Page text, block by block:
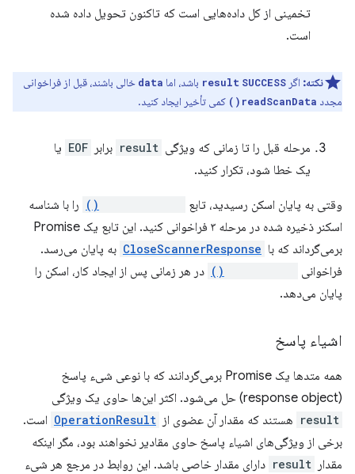
تخمینی از کل داده‌هایی است که تاکنون تحویل داده شده
است.
نکته: اگر result SUCCESS باشد، اما data خالی باشند، قبل از فراخوانی
مجدد readScanData() کمی تأخیر ایجاد کنید.
مرحله قبل را تا زمانی که ویژگی result برابر EOF یا
یک خطا شود، تکرار کنید.
وقتی به پایان اسکن رسیدید، تابع
را با شناسه
اسکنر ذخیره شده در مرحله ۳ فراخوانی کنید. این تابع یک Promise
برمی‌گرداند که با CloseScannerResponse به پایان می‌رسد.
فراخوانی
در هر زمانی پس از ایجاد کار، اسکن را
پایان می‌دهد.
اشیاء پاسخ
همه متدها یک Promise برمی‌گردانند که با نوعی شیء پاسخ
(response object) حل می‌شود. اکثر این‌ها حاوی یک ویژگی
result هستند که مقدار آن عضوی از OperationResult است.
برخی از ویژگی‌های اشیاء پاسخ حاوی مقادیر نخواهند بود، مگر اینکه
مقدار result دارای مقدار خاصی باشد. این روابط در مرجع هر شیء